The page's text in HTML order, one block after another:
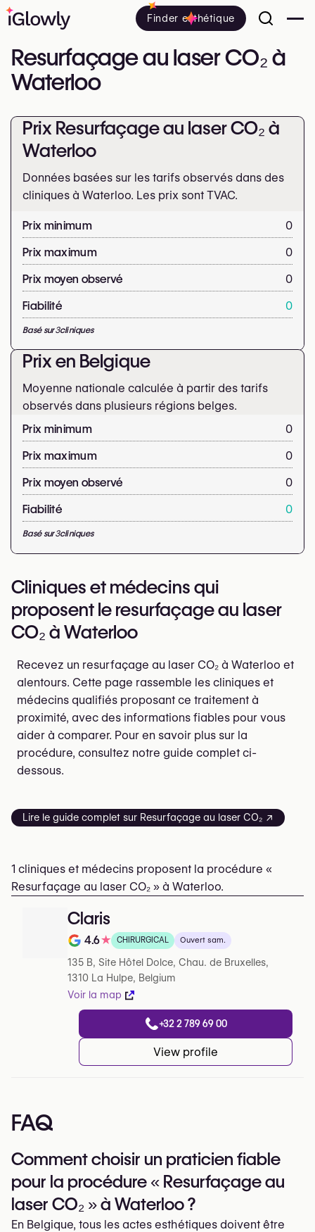
Finder esthétique
Resurfaçage au laser CO₂ à
Waterloo
Prix Resurfaçage au laser CO₂ à
Waterloo
Données basées sur les tarifs observés dans des
cliniques à Waterloo. Les prix sont TVAC.
Prix minimum
0
Prix maximum
0
Prix moyen observé
0
Fiabilité
0
Basé sur3cliniques
Prix en Belgique
Moyenne nationale calculée à partir des tarifs
observés dans plusieurs régions belges.
Prix minimum
0
Prix maximum
0
Prix moyen observé
0
Fiabilité
0
Basé sur3cliniques
Cliniques et médecins qui
proposent le resurfaçage au laser
CO₂ à Waterloo
Recevez un resurfaçage au laser CO₂ à Waterloo et
alentours. Cette page rassemble les cliniques et
médecins qualifiés proposant ce traitement à
proximité, avec des informations fiables pour vous
aider à comparer. Pour en savoir plus sur la
procédure, consultez notre guide complet ci-
dessous.
Lire le guide complet sur Resurfaçage au laser CO₂ ↗
1 cliniques et médecins proposent la procédure «
Resurfaçage au laser CO₂ » à Waterloo.
Claris
Note de sur 5 sur Google
4.6★ CHIRURGICAL Ouvert sam.
135 B, Site Hôtel Dolce, Chau. de Bruxelles,
1310 La Hulpe, Belgium
Voir la map
+32 2 789 69 00
View profile
FAQ
Comment choisir un praticien fiable
pour la procédure « Resurfaçage au
laser CO₂ » à Waterloo ?
En Belgique, tous les actes esthétiques doivent être